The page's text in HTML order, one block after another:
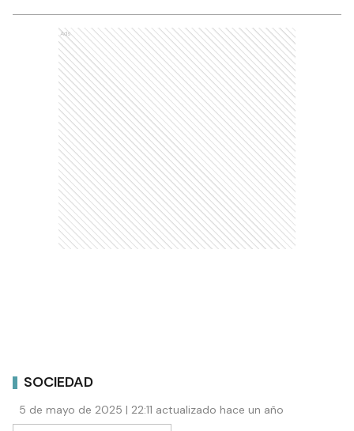
Ads
SOCIEDAD
5 de mayo de 2025 | 22:11 actualizado hace un año